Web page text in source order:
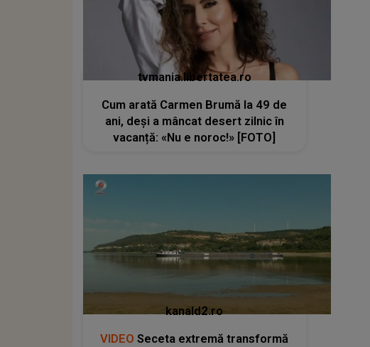
tvmania.libertatea.ro
Cum arată Carmen Brumă la 49 de
ani, deși a mâncat desert zilnic în
vacanță: «Nu e noroc!» [FOTO]
kanald2.ro
VIDEO Seceta extremă transformă